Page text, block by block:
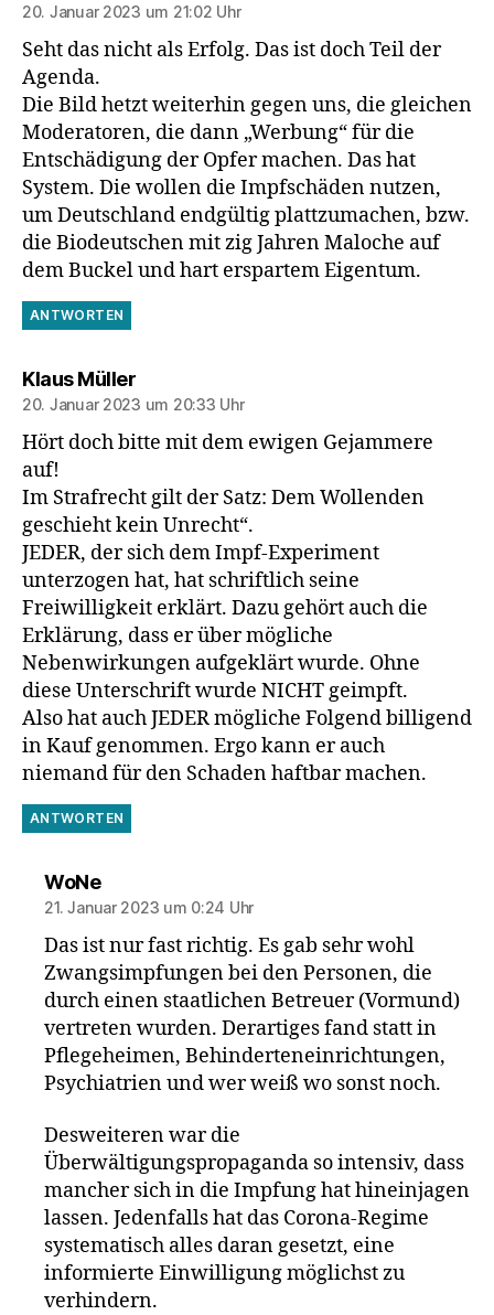
20. Januar 2023 um 21:02 Uhr
Seht das nicht als Erfolg. Das ist doch Teil der
Agenda.
Die Bild hetzt weiterhin gegen uns, die gleichen
Moderatoren, die dann „Werbung“ für die
Entschädigung der Opfer machen. Das hat
System. Die wollen die Impfschäden nutzen,
um Deutschland endgültig plattzumachen, bzw.
die Biodeutschen mit zig Jahren Maloche auf
dem Buckel und hart erspartem Eigentum.
ANTWORTEN
Klaus Müllersagt:
20. Januar 2023 um 20:33 Uhr
Hört doch bitte mit dem ewigen Gejammere
auf!
Im Strafrecht gilt der Satz: Dem Wollenden
geschieht kein Unrecht“.
JEDER, der sich dem Impf-Experiment
unterzogen hat, hat schriftlich seine
Freiwilligkeit erklärt. Dazu gehört auch die
Erklärung, dass er über mögliche
Nebenwirkungen aufgeklärt wurde. Ohne
diese Unterschrift wurde NICHT geimpft.
Also hat auch JEDER mögliche Folgend billigend
in Kauf genommen. Ergo kann er auch
niemand für den Schaden haftbar machen.
ANTWORTEN
WoNesagt:
21. Januar 2023 um 0:24 Uhr
Das ist nur fast richtig. Es gab sehr wohl
Zwangsimpfungen bei den Personen, die
durch einen staatlichen Betreuer (Vormund)
vertreten wurden. Derartiges fand statt in
Pflegeheimen, Behinderteneinrichtungen,
Psychiatrien und wer weiß wo sonst noch.
Desweiteren war die
Überwältigungspropaganda so intensiv, dass
mancher sich in die Impfung hat hineinjagen
lassen. Jedenfalls hat das Corona-Regime
systematisch alles daran gesetzt, eine
informierte Einwilligung möglichst zu
verhindern.